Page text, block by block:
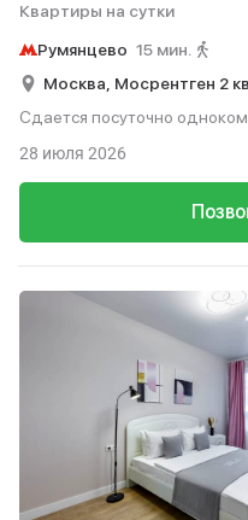
Квартиры на сутки
Румянцево 15 мин.
Москва, Мосрентген 2
Сдается посуточно
28 июля 2026